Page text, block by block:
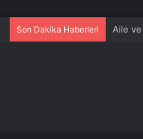
Son Dakika Haberleri Aile